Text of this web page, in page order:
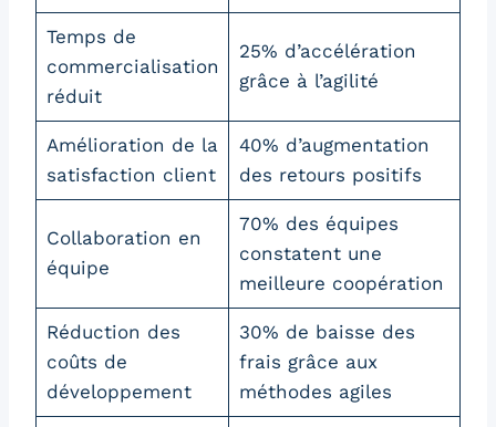
Temps de
commercialisation
réduit
25% d’accélération
grâce à l’agilité
Amélioration de la
satisfaction client
40% d’augmentation
des retours positifs
Collaboration en
équipe
70% des équipes
constatent une
meilleure coopération
Réduction des
coûts de
développement
30% de baisse des
frais grâce aux
méthodes agiles